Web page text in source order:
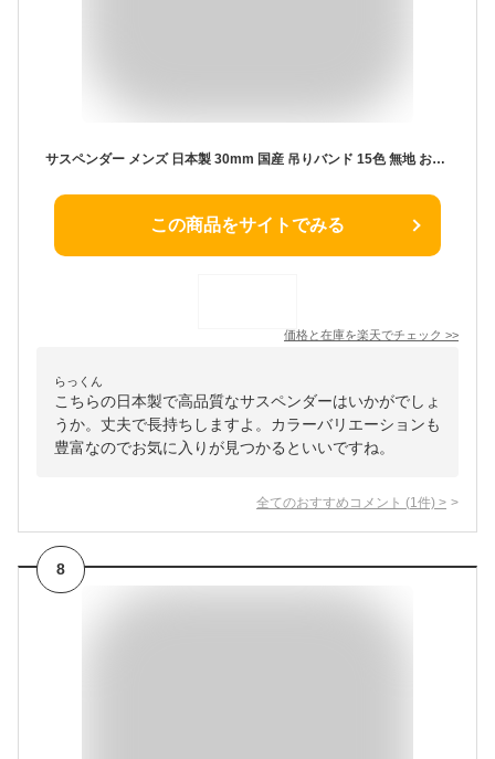
サスペンダー メンズ 日本製 30mm 国産 吊りバンド 15色 無地 お洒落 結婚式 新郎 ズボン吊り バンド メンズサスペンダー シンプル ネイビー ブラック ゴム X型 カジュアル フリーサイズ 男女兼用 デザイン レディース ブラウン パープル
この商品をサイトでみる
価格と在庫を楽天でチェック >>
らっくん
こちらの日本製で高品質なサスペンダーはいかがでしょ
うか。丈夫で長持ちしますよ。カラーバリエーションも
豊富なのでお気に入りが見つかるといいですね。
全てのおすすめコメント (1 件) >
8